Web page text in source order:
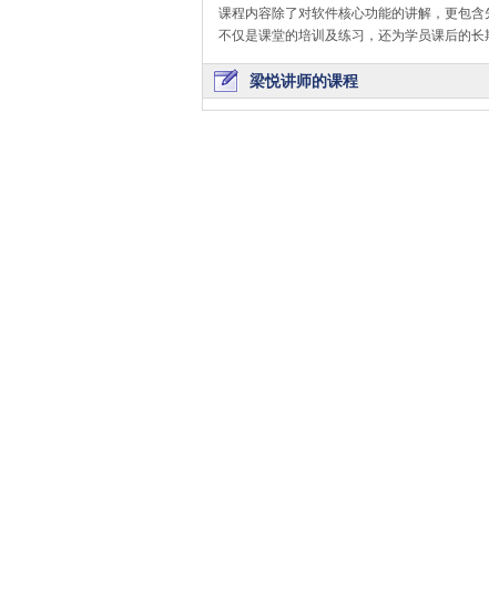
课程内容除了对软件核心功能的讲解，更包
不仅是课堂的培训及练习，还为学员课后的
梁悦讲师的课程